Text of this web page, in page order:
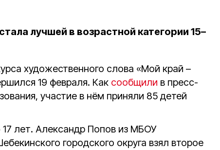
лучшей в возрастной категории 15–
художественного слова «Мой край –
19 февраля. Как сообщили в пресс-
участие в нём приняли 85 детей
17 лет. Александр Попов из МБОУ
городского округа взял второе